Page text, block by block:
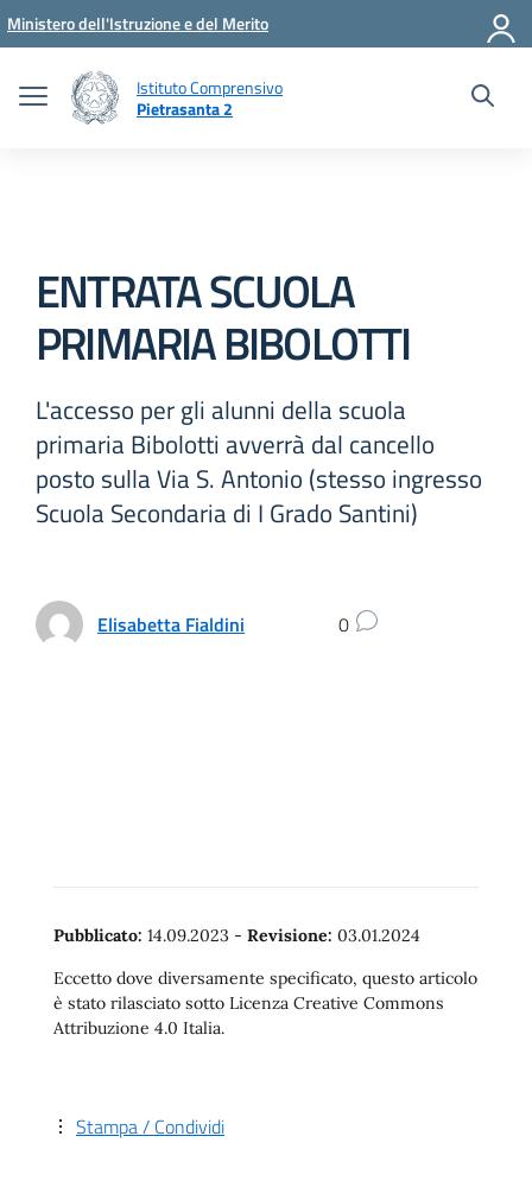
Vai ai contenuti
Vai al menu di navigazione
Vai al footer
Ministero dell'Istruzione e del Merito
Istituto Comprensivo
Pietrasanta 2
ENTRATA SCUOLA
PRIMARIA BIBOLOTTI
L'accesso per gli alunni della scuola
primaria Bibolotti avverrà dal cancello
posto sulla Via S. Antonio (stesso ingresso
Scuola Secondaria di I Grado Santini)
Elisabetta Fialdini 0
Pubblicato: 14.09.2023 - Revisione: 03.01.2024
Eccetto dove diversamente specificato, questo articolo
è stato rilasciato sotto Licenza Creative Commons
Attribuzione 4.0 Italia.
Stampa / Condividi